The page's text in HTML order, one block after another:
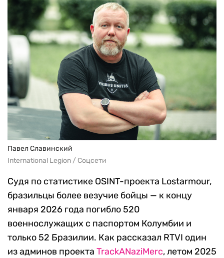
Павел Славинский
International Legion / Соцсети
Судя по статистике OSINT-проекта Lostarmour,
бразильцы более везучие бойцы — к концу
января 2026 года погибло 520
военнослужащих с паспортом Колумбии и
только 52 Бразилии. Как рассказал RTVI один
из админов проекта TrackANaziMerc, летом 2025